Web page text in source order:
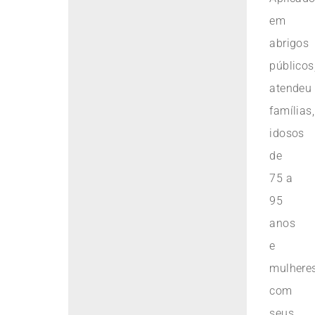
em
abrigos
atendeu
famílias,
idosos
de
75 a
95
anos
e
com